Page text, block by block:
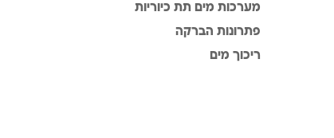
מערכות מים תת כיוריות
פתרונות הברקה
ריכוך מים